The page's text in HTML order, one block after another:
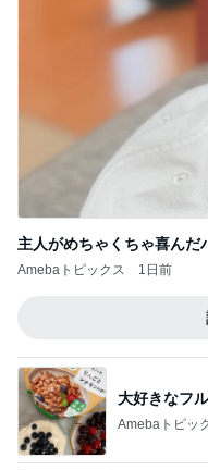
主人がめちゃくちゃ喜んだ
Amebaトピックス 1日前
大好きなフ
Amebaトピッ